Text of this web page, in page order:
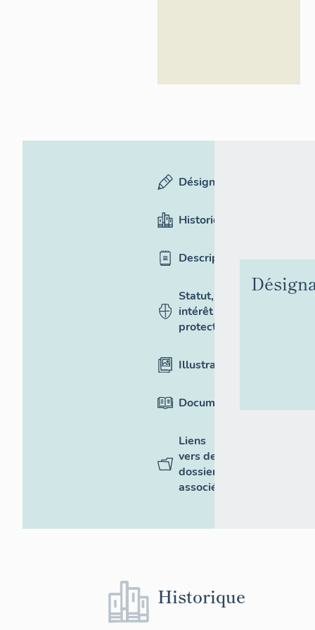
Désignation
Historique
Description
Statut,
intérêt et
protection
Illustrations
Documentation
Liens
vers des
dossiers
associés
Historique